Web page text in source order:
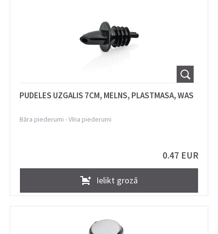
PUDELES UZGALIS 7CM, MELNS, PLASTMASA, WAS
Bāra piederumi -Vīna piederumi
0.47 EUR
Ielikt grozā